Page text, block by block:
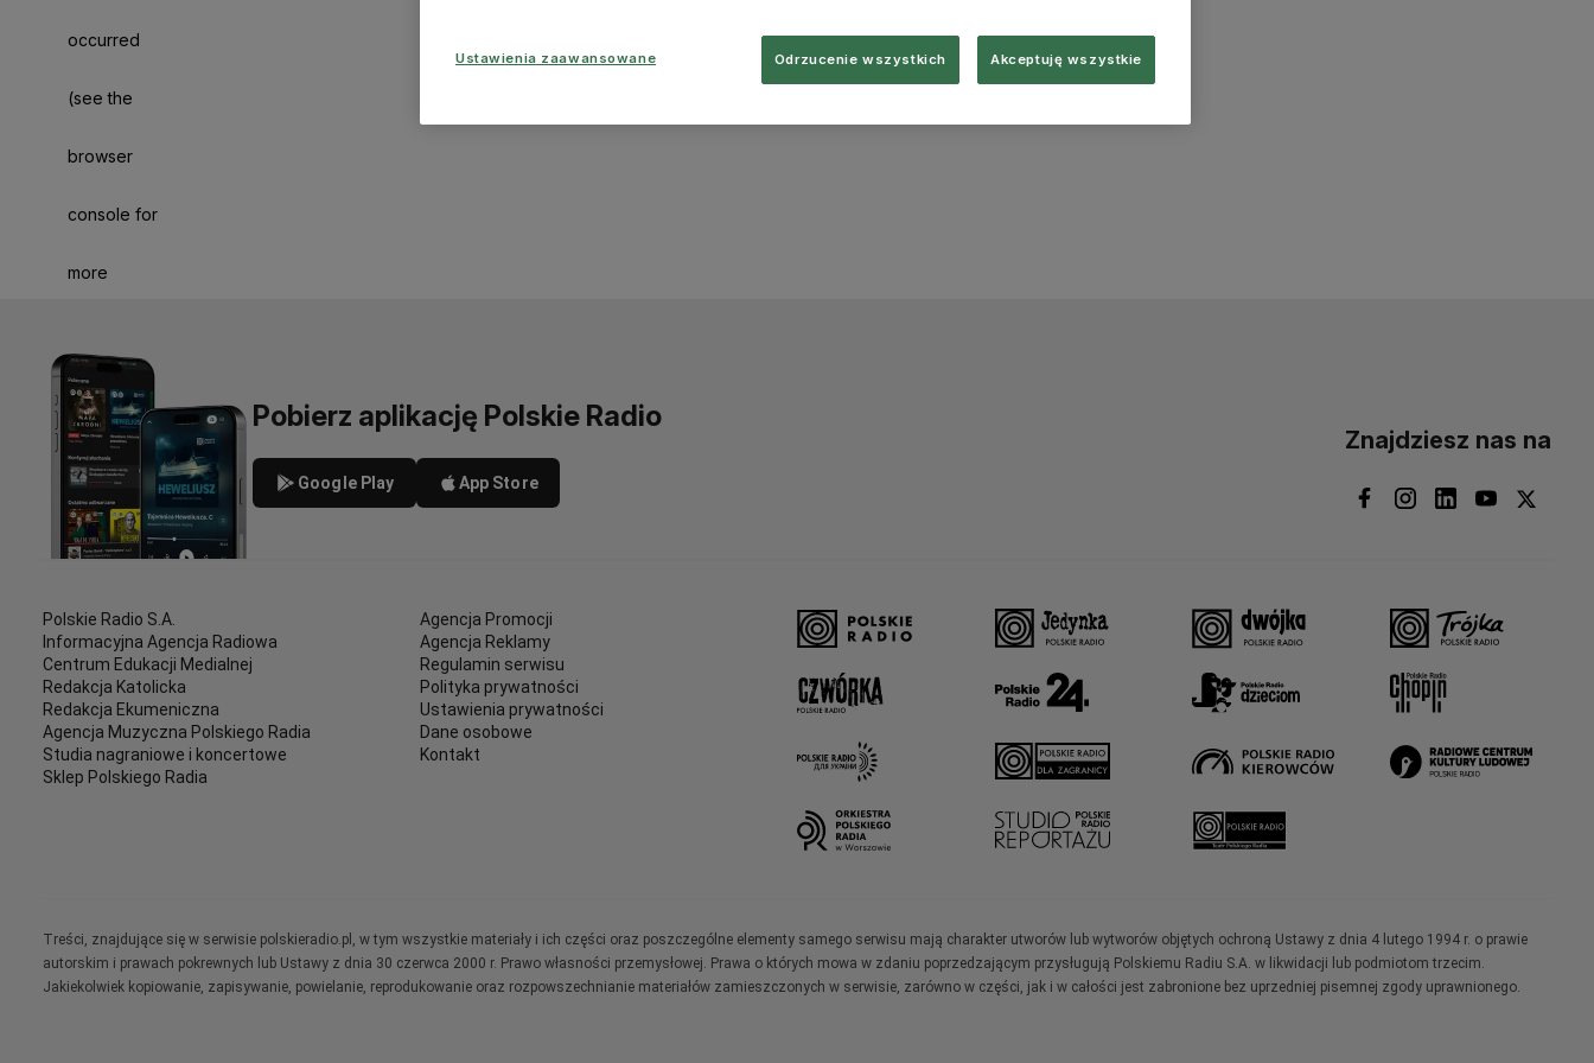
occurred
(see the
browser
console for
more
Pobierz aplikację Polskie Radio
Google Play App Store
Znajdziesz nas na
Polskie Radio S.A.
Informacyjna Agencja Radiowa
Centrum Edukacji Medialnej
Redakcja Katolicka
Redakcja Ekumeniczna
Agencja Muzyczna Polskiego Radia
Studia nagraniowe i koncertowe
Sklep Polskiego Radia
Agencja Promocji
Agencja Reklamy
Regulamin serwisu
Polityka prywatności
Ustawienia prywatności
Dane osobowe
Kontakt
Treści, znajdujące się w serwisie polskieradio.pl, w tym wszystkie materiały i ich części oraz poszczególne elementy samego serwisu mają charakter utworów lub wytworów objętych ochroną Ustawy z dnia 4 lutego 1994 r. o prawie
autorskim i prawach pokrewnych lub Ustawy z dnia 30 czerwca 2000 r. Prawo własności przemysłowej. Prawa o których mowa w zdaniu poprzedzającym przysługują Polskiemu Radiu S.A. w likwidacji lub podmiotom trzecim.
Jakiekolwiek kopiowanie, zapisywanie, powielanie, reprodukowanie oraz rozpowszechnianie materiałów zamieszczonych w serwisie, zarówno w części, jak i w całości jest zabronione bez uprzedniej pisemnej zgody uprawnionego.
Ustawienia zaawansowane Odrzucenie wszystkich Akceptuję wszystkie